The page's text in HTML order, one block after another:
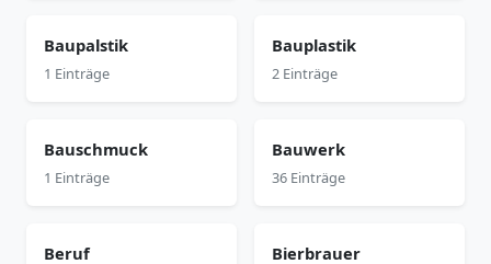
Baupalstik
1 Einträge
Bauplastik
2 Einträge
Bauschmuck
1 Einträge
Bauwerk
36 Einträge
Beruf Bierbrauer